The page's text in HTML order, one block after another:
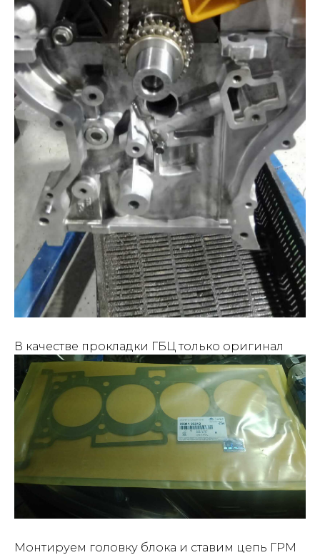
В качестве прокладки ГБЦ только оригинал
Монтируем головку блока и ставим цепь ГРМ